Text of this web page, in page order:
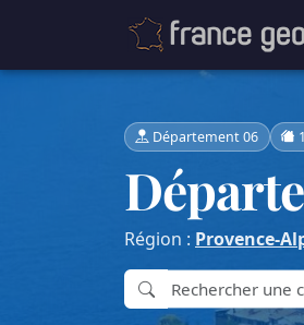
Département 06
Région : Provence-